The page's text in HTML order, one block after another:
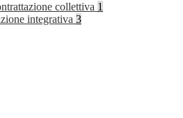
collettiva 1
integrativa 3